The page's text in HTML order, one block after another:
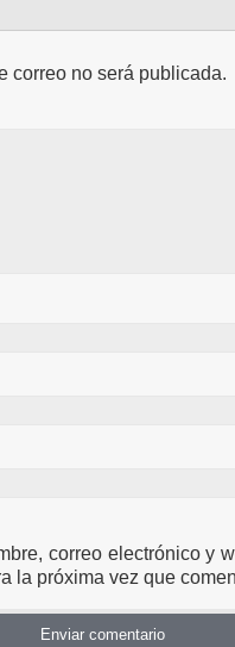
correo no será publicada.
correo electrónico y
la próxima vez que